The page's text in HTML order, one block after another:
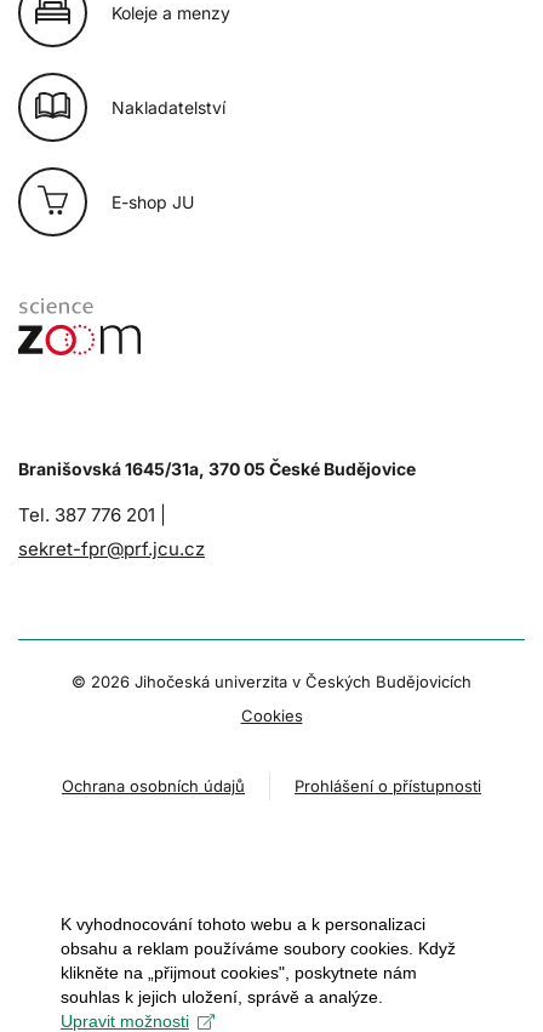
Koleje a menzy
Nakladatelství
E-shop JU
Branišovská 1645/31a, 370 05 České Budějovice
Tel. 387 776 201 |
sekret-fpr@prf.jcu.cz
© 2026 Jihočeská univerzita v Českých Budějovicích
Cookies
Ochrana osobních údajů Prohlášení o přístupnosti
K vyhodnocování tohoto webu a k personalizaci
obsahu a reklam používáme soubory cookies. Když
klikněte na „přijmout cookies", poskytnete nám
souhlas k jejich uložení, správě a analýze.
Upravit možnosti